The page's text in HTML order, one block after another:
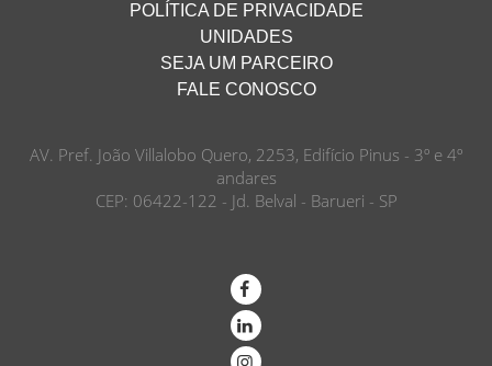
POLÍTICA DE PRIVACIDADE
UNIDADES
SEJA UM PARCEIRO
FALE CONOSCO
AV. Pref. João Villalobo Quero, 2253, Edifício Pinus - 3º e 4º
andares
CEP: 06422-122 - Jd. Belval - Barueri - SP